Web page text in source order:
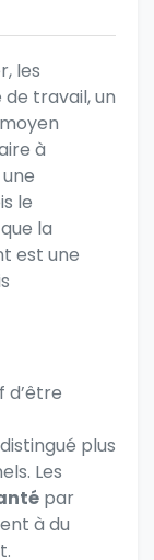
les
travail, un
à
le
la
est une
d’être
plus
Les
par
à du